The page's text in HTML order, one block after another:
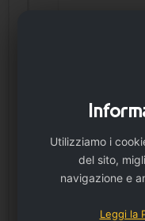
Utilizziamo i
del sito,
navigazione e
Leggi la